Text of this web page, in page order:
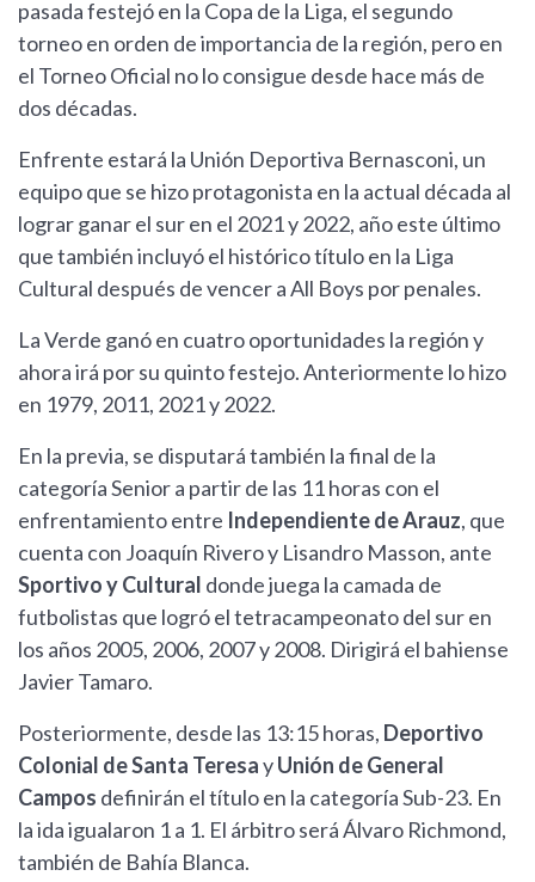
pasada festejó en la Copa de la Liga, el segundo
torneo en orden de importancia de la región, pero en
el Torneo Oficial no lo consigue desde hace más de
dos décadas.
Enfrente estará la Unión Deportiva Bernasconi, un
equipo que se hizo protagonista en la actual década al
lograr ganar el sur en el 2021 y 2022, año este último
que también incluyó el histórico título en la Liga
Cultural después de vencer a All Boys por penales.
La Verde ganó en cuatro oportunidades la región y
ahora irá por su quinto festejo. Anteriormente lo hizo
en 1979, 2011, 2021 y 2022.
En la previa, se disputará también la final de la
categoría Senior a partir de las 11 horas con el
enfrentamiento entre Independiente de Arauz, que
cuenta con Joaquín Rivero y Lisandro Masson, ante
Sportivo y Cultural donde juega la camada de
futbolistas que logró el tetracampeonato del sur en
los años 2005, 2006, 2007 y 2008. Dirigirá el bahiense
Javier Tamaro.
Posteriormente, desde las 13:15 horas, Deportivo
Colonial de Santa TeresayUnión de General
Campos definirán el título en la categoría Sub-23. En
la ida igualaron 1 a 1. El árbitro será Álvaro Richmond,
también de Bahía Blanca.